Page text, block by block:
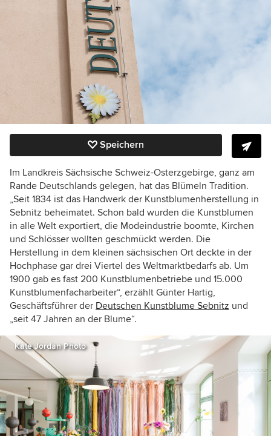
Speichern
Im Landkreis Sächsische Schweiz-Osterzgebirge, ganz am
Rande Deutschlands gelegen, hat das Blümeln Tradition.
„Seit 1834 ist das Handwerk der Kunstblumenherstellung in
Sebnitz beheimatet. Schon bald wurden die Kunstblumen
in alle Welt exportiert, die Modeindustrie boomte, Kirchen
und Schlösser wollten geschmückt werden. Die
Herstellung in dem kleinen sächsischen Ort deckte in der
Hochphase gar drei Viertel des Weltmarktbedarfs ab. Um
1900 gab es fast 200 Kunstblumenbetriebe und 15.000
Kunstblumenfacharbeiter“, erzählt Günter Hartig,
Geschäftsführer der Deutschen Kunstblume Sebnitz und
„seit 47 Jahren an der Blume“.
Kate Jordan Photo